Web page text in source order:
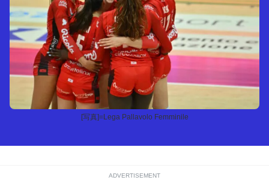
[写真]=Lega Pallavolo Femminile
ADVERTISEMENT